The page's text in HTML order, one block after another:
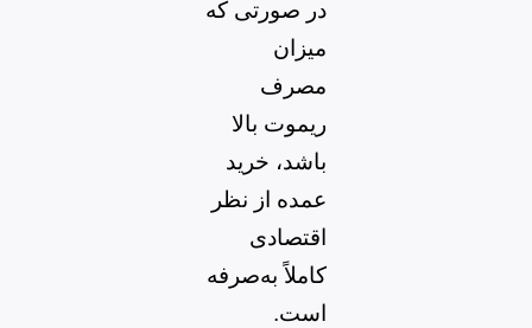
در صورتی که
میزان
مصرف
ریموت بالا
باشد، خرید
عمده از نظر
اقتصادی
کاملاً به‌صرفه
است.